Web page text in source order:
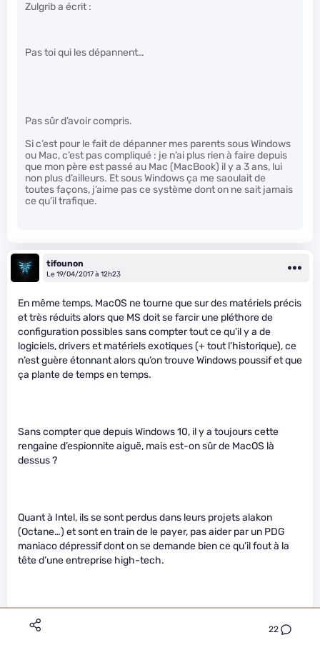
22
Zulgrib a écrit :
Pas toi qui les dépannent…
Pas sûr d’avoir compris.
Si c’est pour le fait de dépanner mes parents sous Windows
ou Mac, c’est pas compliqué : je n’ai plus rien à faire depuis
que mon père est passé au Mac (MacBook) il y a 3 ans, lui
non plus d’ailleurs. Et sous Windows ça me saoulait de
toutes façons, j’aime pas ce système dont on ne sait jamais
ce qu’il trafique.
tifounon
Le 19/04/2017 à 12h23
En même temps, MacOS ne tourne que sur des matériels précis
et très réduits alors que MS doit se farcir une pléthore de
configuration possibles sans compter tout ce qu’il y a de
logiciels, drivers et matériels exotiques (+ tout l’historique), ce
n’est guère étonnant alors qu’on trouve Windows poussif et que
ça plante de temps en temps.
Sans compter que depuis Windows 10, il y a toujours cette
rengaine d’espionnite aiguë, mais est-on sûr de MacOS là
dessus ?
Quant à Intel, ils se sont perdus dans leurs projets alakon
(Octane…) et sont en train de le payer, pas aider par un PDG
maniaco dépressif dont on se demande bien ce qu’il fout à la
tête d’une entreprise high-tech.
Comme le dit David, si Intel ne se ressaisit par de suite, les
conséquences risquent d’être fâcheuses à court terme.